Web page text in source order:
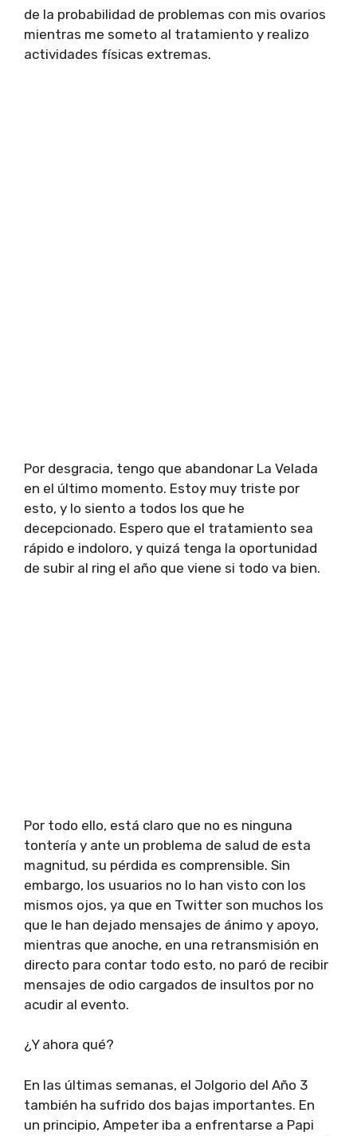
de la probabilidad de problemas con mis ovarios
mientras me someto al tratamiento y realizo
actividades físicas extremas.
Por desgracia, tengo que abandonar La Velada
en el último momento. Estoy muy triste por
esto, y lo siento a todos los que he
decepcionado. Espero que el tratamiento sea
rápido e indoloro, y quizá tenga la oportunidad
de subir al ring el año que viene si todo va bien.
Por todo ello, está claro que no es ninguna
tontería y ante un problema de salud de esta
magnitud, su pérdida es comprensible. Sin
embargo, los usuarios no lo han visto con los
mismos ojos, ya que en Twitter son muchos los
que le han dejado mensajes de ánimo y apoyo,
mientras que anoche, en una retransmisión en
directo para contar todo esto, no paró de recibir
mensajes de odio cargados de insultos por no
acudir al evento.
¿Y ahora qué?
En las últimas semanas, el Jolgorio del Año 3
también ha sufrido dos bajas importantes. En
un principio, Ampeter iba a enfrentarse a Papi